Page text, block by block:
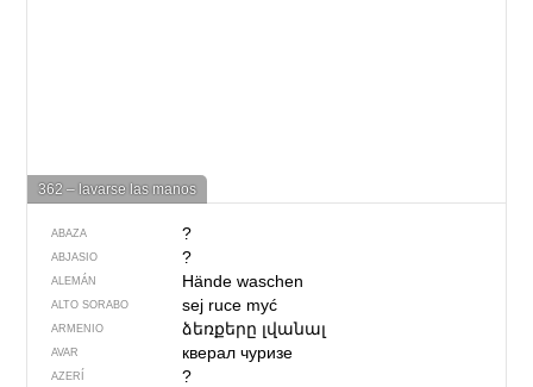
362 – lavarse las manos
ABAZA ?
ABJASIO ?
ALEMÁN Hände waschen
ALTO SORABO sej ruce myć
ARMENIO ձեռքերը լվանալ
AVAR кверал чуризе
AZERÍ ?